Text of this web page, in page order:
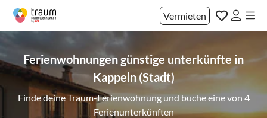
Vermieten
Ferienwohnungen günstige unterkünfte in
Kappeln (Stadt)
Finde deine Traum-Ferienwohnung und buche eine von 4
Ferienunterkünften